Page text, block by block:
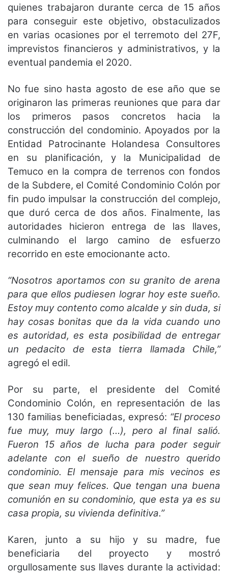
quienes trabajaron durante cerca de 15 años
para conseguir este objetivo, obstaculizados
en varias ocasiones por el terremoto del 27F,
imprevistos financieros y administrativos, y la
eventual pandemia el 2020.
No fue sino hasta agosto de ese año que se
originaron las primeras reuniones que para dar
los primeros pasos concretos hacia la
construcción del condominio. Apoyados por la
Entidad Patrocinante Holandesa Consultores
en su planificación, y la Municipalidad de
Temuco en la compra de terrenos con fondos
de la Subdere, el Comité Condominio Colón por
fin pudo impulsar la construcción del complejo,
que duró cerca de dos años. Finalmente, las
autoridades hicieron entrega de las llaves,
culminando el largo camino de esfuerzo
recorrido en este emocionante acto.
“Nosotros aportamos con su granito de arena
para que ellos pudiesen lograr hoy este sueño.
Estoy muy contento como alcalde y sin duda, si
hay cosas bonitas que da la vida cuando uno
es autoridad, es esta posibilidad de entregar
un pedacito de esta tierra llamada Chile,”
agregó el edil.
Por su parte, el presidente del Comité
Condominio Colón, en representación de las
130 familias beneficiadas, expresó: “El proceso
fue muy, muy largo (…), pero al final salió.
Fueron 15 años de lucha para poder seguir
adelante con el sueño de nuestro querido
condominio. El mensaje para mis vecinos es
que sean muy felices. Que tengan una buena
comunión en su condominio, que esta ya es su
casa propia, su vivienda definitiva.”
Karen, junto a su hijo y su madre, fue
beneficiaria del proyecto y mostró
orgullosamente sus llaves durante la actividad: